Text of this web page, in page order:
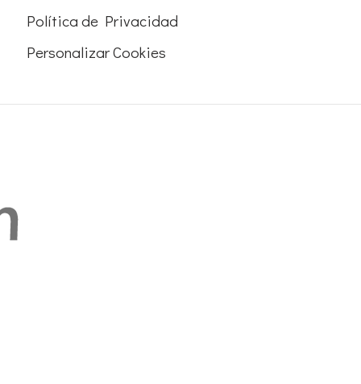
Política de Privacidad
Personalizar Cookies